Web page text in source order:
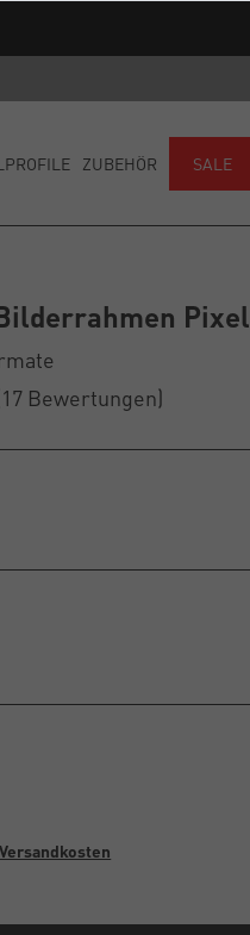
ZUBEHÖR SALE
Pixel
Bewertungen)
Versandkosten